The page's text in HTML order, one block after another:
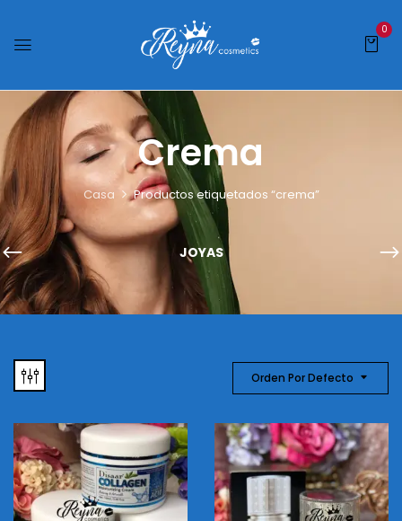
0
Crema
Casa Productos etiquetados “crema”
JOYAS
Orden Por Defecto